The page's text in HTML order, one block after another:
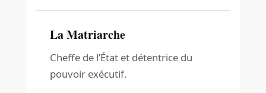
La Matriarche
Cheffe de l’État et détentrice du
pouvoir exécutif.